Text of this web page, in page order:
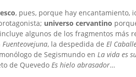
, pues, porque hay encantamiento,
universo cervantino
algunos de los fragmentos más
Fuenteovejuna, la despedida de El
de Segismundo en La vida es
de Quevedo Es hielo abrasador…